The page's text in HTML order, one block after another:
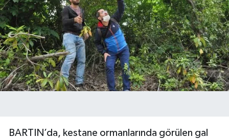
BARTIN’da, kestane ormanlarında görülen gal
Turizm
Yaşam
Yerel Yönetimler
DÜNYA